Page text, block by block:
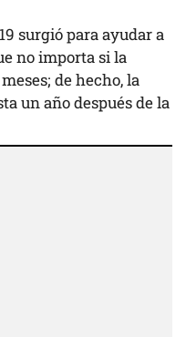
surgió para ayudar a
no importa si la
de hecho, la
un año después de la